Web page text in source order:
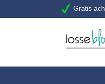
Gratis